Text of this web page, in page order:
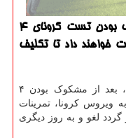
به گزارش بازی فوتبال بعد از مشكوك بودن تست كرونای ۴
خواهند داد تا تكلیف
به نقل از ایسنا، بعد از مشکوک بودن ۴
ویروس کرونا، تمرینات
گردد لغو و به روز دیگری